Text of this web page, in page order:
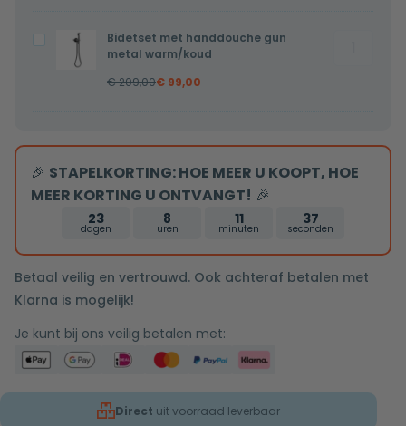
metal
koud
Bidetset
met
handdouche
Bidetset met handdouche gun
metal warm/koud
warm/
aantal
€209,00€ 99,00
🎉 STAPELKORTING: HOE MEER U KOOPT, HOE
MEER KORTING U ONTVANGT! 🎉
23
dagen
8
uren
11
minuten
36
seconden
Betaal veilig en vertrouwd. Ook achteraf betalen met
Klarna is mogelijk!
Je kunt bij ons veilig betalen met:
Direct uit voorraad leverbaar